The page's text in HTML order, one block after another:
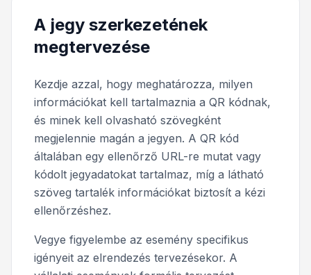
A jegy szerkezetének
megtervezése
Kezdje azzal, hogy meghatározza, milyen
információkat kell tartalmaznia a QR kódnak,
és minek kell olvasható szövegként
megjelennie magán a jegyen. A QR kód
általában egy ellenőrző URL-re mutat vagy
kódolt jegyadatokat tartalmaz, míg a látható
szöveg tartalék információkat biztosít a kézi
ellenőrzéshez.
Vegye figyelembe az esemény specifikus
igényeit az elrendezés tervezésekor. A